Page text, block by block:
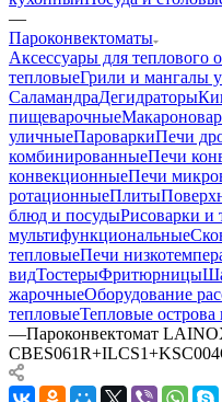
—
Пароконвектоматы
Аксессуары для теплового
тепловыеГрили и мангалы
СаламандраДегидраторы
пищеварочные
уличныеПароваркиПечи
комбинированныеПечи
конвекционныеПечи
ротационныеПлиты
блюд и посудыРисоварки и
мультифункциональные
тепловыеПечи
видТостерыФритюрницы
жарочныеОборудование
тепловыеТепловые
—Пароконвектомат